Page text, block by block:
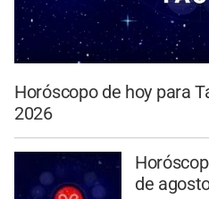
Horóscopo de hoy para
2026
de